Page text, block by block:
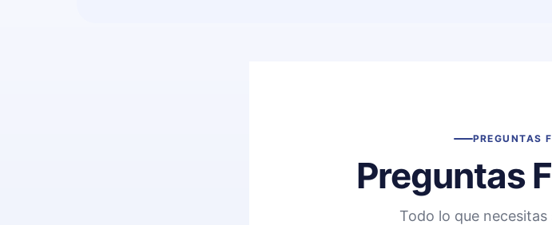
PREGUNTAS
Preguntas
Todo lo que necesitas